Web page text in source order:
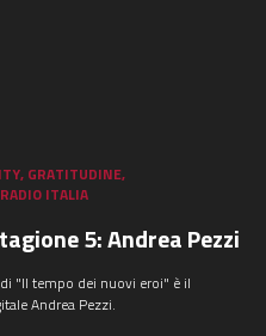
, GRATITUDINE,
RADIO ITALIA
5: Andrea Pezzi
"Il tempo dei nuovi eroi" è il
Andrea Pezzi.